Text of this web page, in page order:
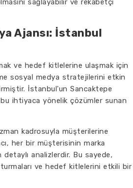
sağlayabilir ve rekabetçi
Ajansı: İstanbul
ve hedef kitlelerine ulaşmak için
sosyal medya stratejilerini etkin
İstanbul'un Sancaktepe
ihtiyaca yönelik çözümler sunan
kadrosuyla müşterilerine
her bir müşterisinin marka
analizlerdir. Bu sayede,
ve hedef kitlelerini etkili bir